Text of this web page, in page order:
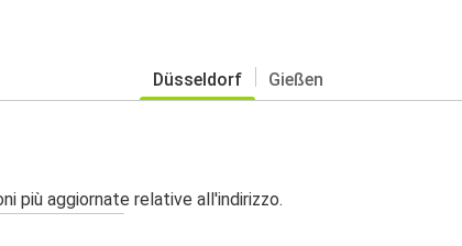
Düsseldorf Gießen
più aggiornate relative all'indirizzo.